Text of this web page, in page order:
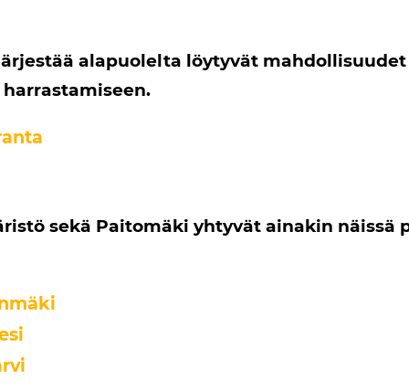
alapuolelta löytyvät mahdollisuudet
sekä Paitomäki yhtyvät ainakin näissä